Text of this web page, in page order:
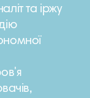
та іржу